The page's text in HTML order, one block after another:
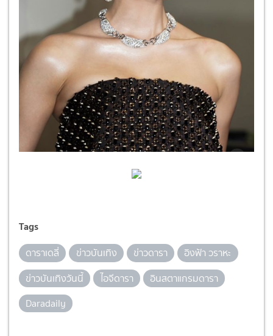
Tags
ดาราเดลี่ ข่าวบันเทิง ข่าวดารา
อิงฟ้า วราหะ
ข่าวบันเทิงวันนี้
ไอจีดารา
อินสตาแกรมดารา
Daradaily